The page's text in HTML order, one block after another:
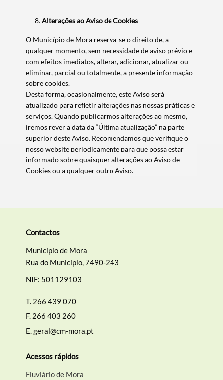
Alterações ao Aviso de Cookies
O Município de Mora reserva-se o direito de, a
qualquer momento, sem necessidade de aviso prévio e
com efeitos imediatos, alterar, adicionar, atualizar ou
eliminar, parcial ou totalmente, a presente informação
sobre cookies.
Desta forma, ocasionalmente, este Aviso será
atualizado para refletir alterações nas nossas práticas e
serviços. Quando publicarmos alterações ao mesmo,
iremos rever a data da “Última atualização” na parte
superior deste Aviso. Recomendamos que verifique o
nosso website periodicamente para que possa estar
informado sobre quaisquer alterações ao Aviso de
Cookies ou a qualquer outro Aviso.
Contactos
Município de Mora
Rua do Município, 7490-243
NIF: 501129103
T. 266 439 070
F. 266 403 260
E.geral@cm-mora.pt
Acessos rápidos
Fluviário de Mora